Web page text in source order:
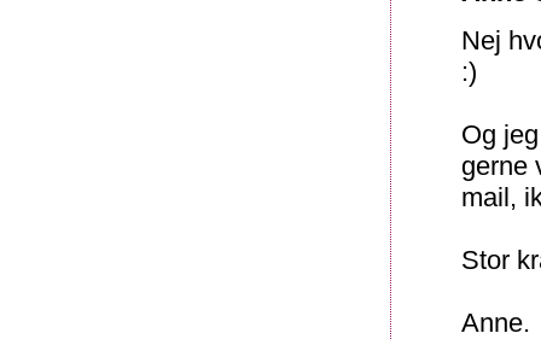
Nej
:)
Og
gerne
mail,
Stor
Anne.